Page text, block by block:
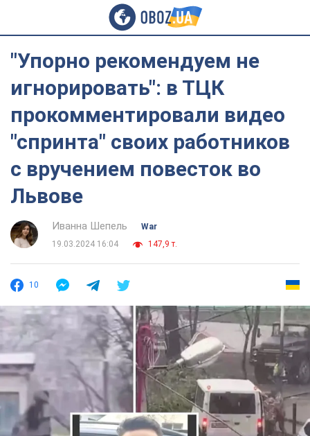
"Упорно рекомендуем не
игнорировать": в ТЦК
прокомментировали видео
"спринта" своих работников
с вручением повесток во
Львове
Иванна Шепель
War
19.03.2024 16:04
147,9 т.
10